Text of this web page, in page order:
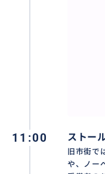
11:00 ストー
旧市街で
や、ノー